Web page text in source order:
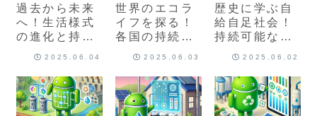
過去から未来
へ！生活様式
の進化と持続
可能な暮らし
2025.06.04
世界のエコラ
イフを探る！
各国の持続可
能な生活事例
2025.06.03
歴史に学ぶ自
給自足社会！
持続可能な暮
らしを実現す
とは？
2025.06.02